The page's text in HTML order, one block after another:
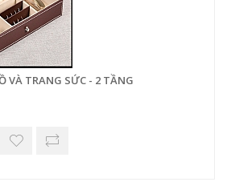
VÀ TRANG SỨC - 2 TẦNG